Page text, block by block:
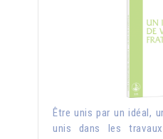
Être unis par un idéal,
unis dans les